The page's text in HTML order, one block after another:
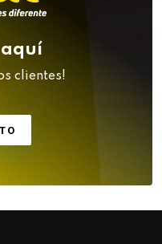
clientes!